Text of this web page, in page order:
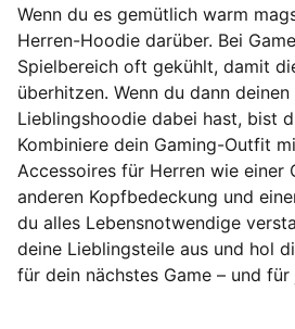
Wenn du es gemütlich warm
Herren-Hoodie darüber. Bei
Spielbereich oft gekühlt, damit
überhitzen. Wenn du dann
Lieblingshoodie dabei hast, bist
Kombiniere dein Gaming-Outfit
Accessoires für Herren wie einer
anderen Kopfbedeckung und
du alles Lebensnotwendige
deine Lieblingsteile aus und hol
für dein nächstes Game – und für